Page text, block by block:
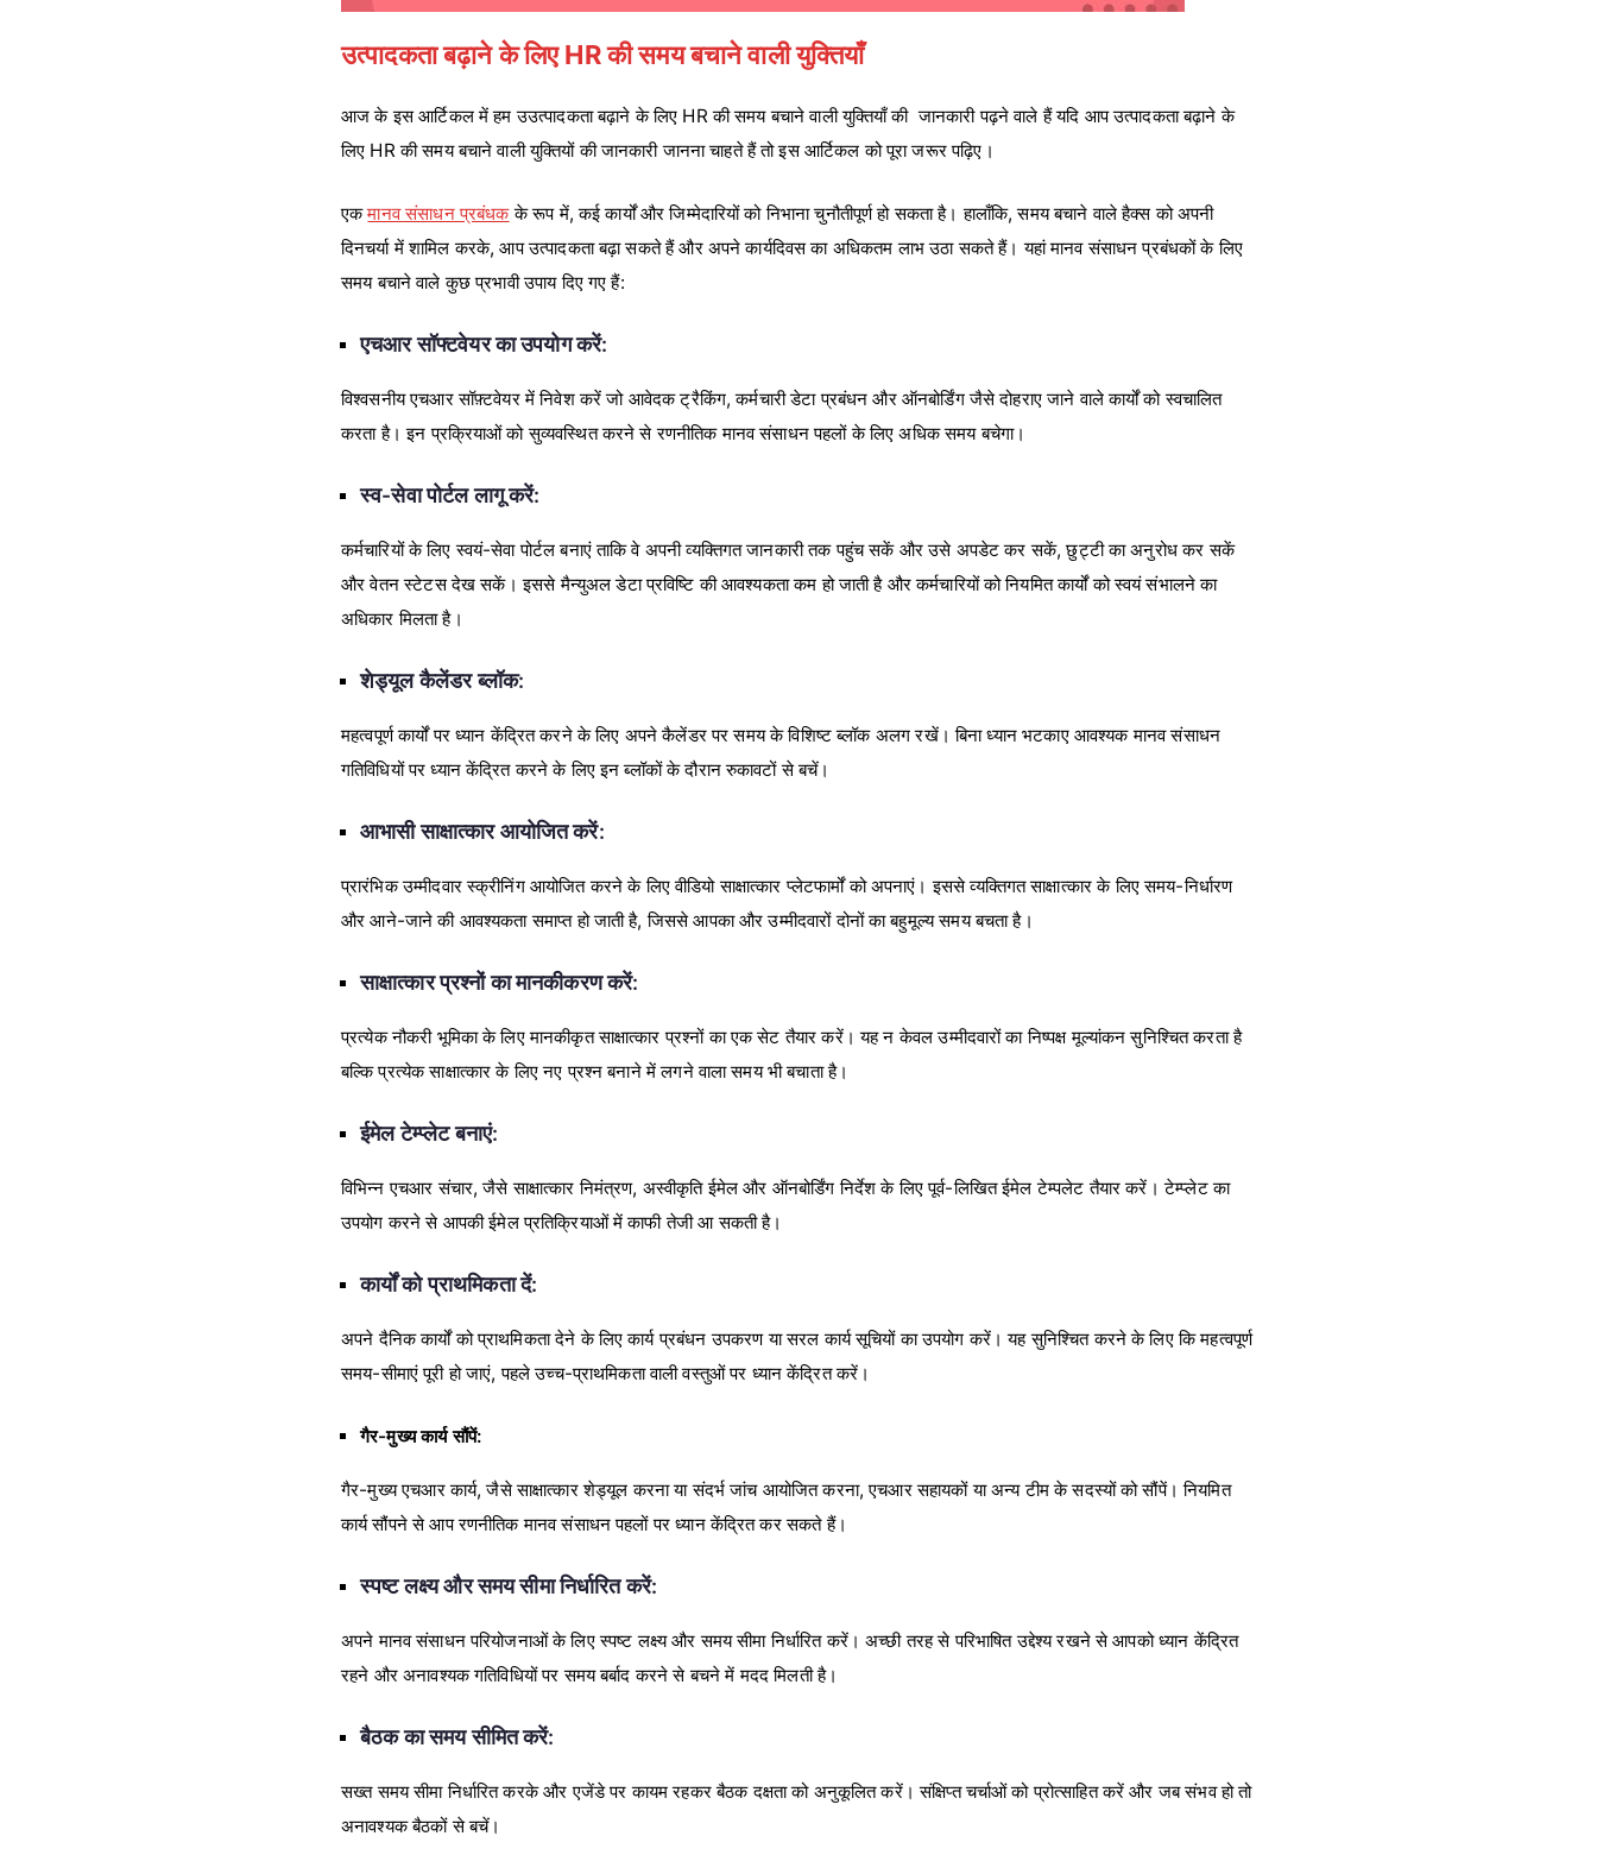
उत्पादकता बढ़ाने के लिए HR की समय बचाने वाली युक्तियाँ
आज के इस आर्टिकल में हम उउत्पादकता बढ़ाने के लिए HR की समय बचाने वाली युक्तियाँ की जानकारी पढ़ने वाले हैं यदि आप उत्पादकता बढ़ाने के
लिए HR की समय बचाने वाली युक्तियों की जानकारी जानना चाहते हैं तो इस आर्टिकल को पूरा जरूर पढ़िए।
एकमानव संसाधन प्रबंधकके रूप में, कई कार्यों और जिम्मेदारियों को निभाना चुनौतीपूर्ण हो सकता है। हालाँकि, समय बचाने वाले हैक्स को अपनी
दिनचर्या में शामिल करके, आप उत्पादकता बढ़ा सकते हैं और अपने कार्यदिवस का अधिकतम लाभ उठा सकते हैं। यहां मानव संसाधन प्रबंधकों के लिए
समय बचाने वाले कुछ प्रभावी उपाय दिए गए हैं:
एचआर सॉफ्टवेयर का उपयोग करें:
विश्वसनीय एचआर सॉफ़्टवेयर में निवेश करें जो आवेदक ट्रैकिंग, कर्मचारी डेटा प्रबंधन और ऑनबोर्डिंग जैसे दोहराए जाने वाले कार्यों को स्वचालित
करता है। इन प्रक्रियाओं को सुव्यवस्थित करने से रणनीतिक मानव संसाधन पहलों के लिए अधिक समय बचेगा।
स्व-सेवा पोर्टल लागू करें:
कर्मचारियों के लिए स्वयं-सेवा पोर्टल बनाएं ताकि वे अपनी व्यक्तिगत जानकारी तक पहुंच सकें और उसे अपडेट कर सकें, छुट्टी का अनुरोध कर सकें
और वेतन स्टेटस देख सकें। इससे मैन्युअल डेटा प्रविष्टि की आवश्यकता कम हो जाती है और कर्मचारियों को नियमित कार्यों को स्वयं संभालने का
अधिकार मिलता है।
शेड्यूल कैलेंडर ब्लॉक:
महत्वपूर्ण कार्यों पर ध्यान केंद्रित करने के लिए अपने कैलेंडर पर समय के विशिष्ट ब्लॉक अलग रखें। बिना ध्यान भटकाए आवश्यक मानव संसाधन
गतिविधियों पर ध्यान केंद्रित करने के लिए इन ब्लॉकों के दौरान रुकावटों से बचें।
आभासी साक्षात्कार आयोजित करें:
प्रारंभिक उम्मीदवार स्क्रीनिंग आयोजित करने के लिए वीडियो साक्षात्कार प्लेटफार्मों को अपनाएं। इससे व्यक्तिगत साक्षात्कार के लिए समय-निर्धारण
और आने-जाने की आवश्यकता समाप्त हो जाती है, जिससे आपका और उम्मीदवारों दोनों का बहुमूल्य समय बचता है।
साक्षात्कार प्रश्नों का मानकीकरण करें:
प्रत्येक नौकरी भूमिका के लिए मानकीकृत साक्षात्कार प्रश्नों का एक सेट तैयार करें। यह न केवल उम्मीदवारों का निष्पक्ष मूल्यांकन सुनिश्चित करता है
बल्कि प्रत्येक साक्षात्कार के लिए नए प्रश्न बनाने में लगने वाला समय भी बचाता है।
ईमेल टेम्प्लेट बनाएं:
विभिन्न एचआर संचार, जैसे साक्षात्कार निमंत्रण, अस्वीकृति ईमेल और ऑनबोर्डिंग निर्देश के लिए पूर्व-लिखित ईमेल टेम्पलेट तैयार करें। टेम्प्लेट का
उपयोग करने से आपकी ईमेल प्रतिक्रियाओं में काफी तेजी आ सकती है।
कार्यों को प्राथमिकता दें:
अपने दैनिक कार्यों को प्राथमिकता देने के लिए कार्य प्रबंधन उपकरण या सरल कार्य सूचियों का उपयोग करें। यह सुनिश्चित करने के लिए कि महत्वपूर्ण
समय-सीमाएं पूरी हो जाएं, पहले उच्च-प्राथमिकता वाली वस्तुओं पर ध्यान केंद्रित करें।
गैर-मुख्य कार्य सौंपें:
गैर-मुख्य एचआर कार्य, जैसे साक्षात्कार शेड्यूल करना या संदर्भ जांच आयोजित करना, एचआर सहायकों या अन्य टीम के सदस्यों को सौंपें। नियमित
कार्य सौंपने से आप रणनीतिक मानव संसाधन पहलों पर ध्यान केंद्रित कर सकते हैं।
स्पष्ट लक्ष्य और समय सीमा निर्धारित करें:
अपने मानव संसाधन परियोजनाओं के लिए स्पष्ट लक्ष्य और समय सीमा निर्धारित करें। अच्छी तरह से परिभाषित उद्देश्य रखने से आपको ध्यान केंद्रित
रहने और अनावश्यक गतिविधियों पर समय बर्बाद करने से बचने में मदद मिलती है।
बैठक का समय सीमित करें:
सख्त समय सीमा निर्धारित करके और एजेंडे पर कायम रहकर बैठक दक्षता को अनुकूलित करें। संक्षिप्त चर्चाओं को प्रोत्साहित करें और जब संभव हो तो
अनावश्यक बैठकों से बचें।